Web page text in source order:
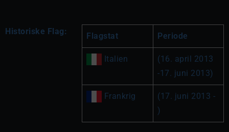
Historiske Flag: Flagstat Periode
Italien
(16. april 2013
-17. juni 2013)
Frankrig
(17. juni 2013 -
)